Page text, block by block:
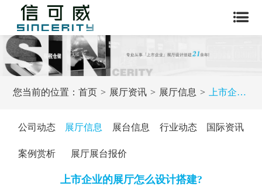
您当前的位置：首页 展厅资讯 展厅信息 上市企业的展厅怎么设计搭建?
公司动态 展厅信息 展台信息 行业动态 国际资讯
案例赏析 展厅展台报价
上市企业的展厅怎么设计搭建?